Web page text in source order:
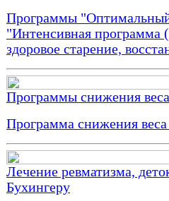
Программы
"Интенсивная программа
здоровое старение,
Программы снижения
Программа снижения
Лечение ревматизма,
Бухингеру